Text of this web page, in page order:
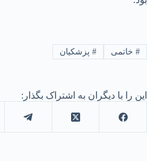
#خاتمی #پزشکیان
این را با دیگران به اشتراک بگذار: